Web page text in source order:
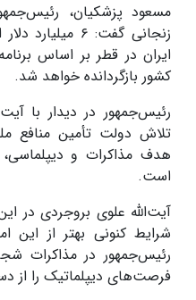
مسعود پزشکیان،
زنجانی گفت: ۶ میلیارد
ایران در قطر بر اساس
کشور بازگردانده خواهد شد.
رئیس‌جمهور در دیدار با
تلاش دولت تأمین منافع
هدف مذاکرات و
است.
آیت‌الله علوی بروجردی در
شرایط کنونی بهتر از این
رئیس‌جمهور در مذاکرات
فرصت‌های دیپلماتیک را از